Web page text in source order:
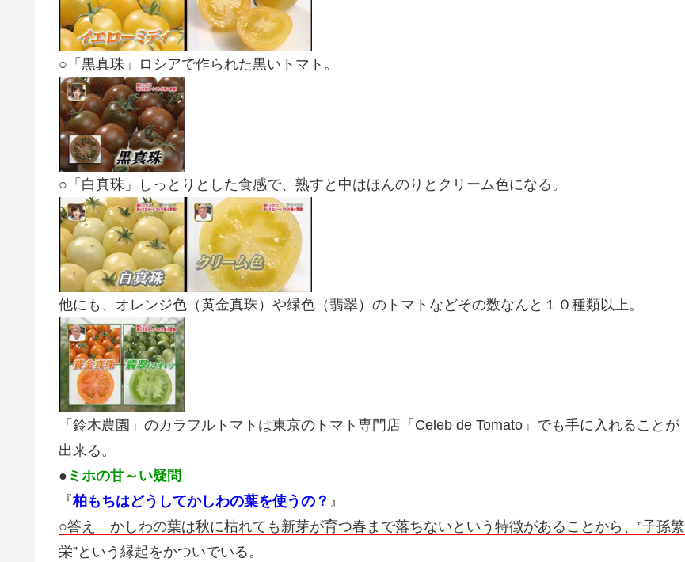
○「黒真珠」ロシアで作られた黒いトマト。
○「白真珠」しっとりとした食感で、熟すと中はほんのりとクリーム色になる。
他にも、オレンジ色（黄金真珠）や緑色（翡翠）のトマトなどその数なんと１０種類以上。
「鈴木農園」のカラフルトマトは東京のトマト専門店「Celeb de Tomato」でも手に入れることが
出来る。
● ミホの甘～い疑問
『柏もちはどうしてかしわの葉を使うの？ 』
○答え かしわの葉は秋に枯れても新芽が育つ春まで落ちないという特徴があることから、”子孫繁
栄”という縁起をかついでいる。